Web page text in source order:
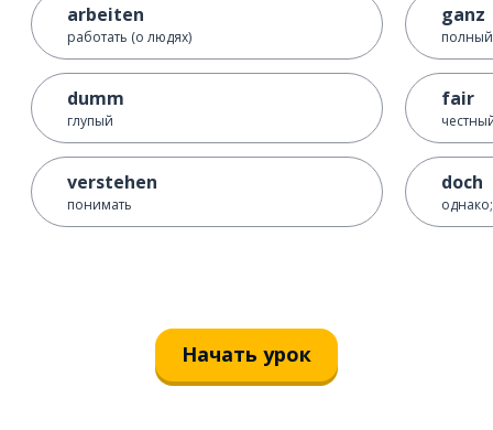
arbeiten
работать (о людях)
dumm
глупый
verstehen
понимать
ganz
fair
doch
Начать урок